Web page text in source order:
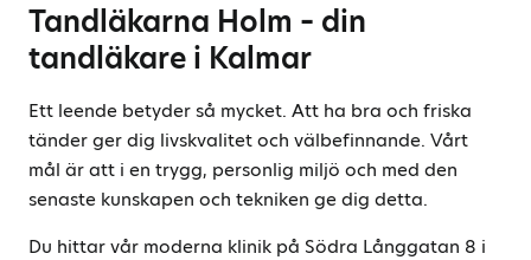
Tandläkarna Holm – din
tandläkare i Kalmar
Ett leende betyder så mycket. Att ha bra och friska
tänder ger dig livskvalitet och välbefinnande. Vårt
mål är att i en trygg, personlig miljö och med den
senaste kunskapen och tekniken ge dig detta.
Du hittar vår moderna klinik på Södra Långgatan 8 i